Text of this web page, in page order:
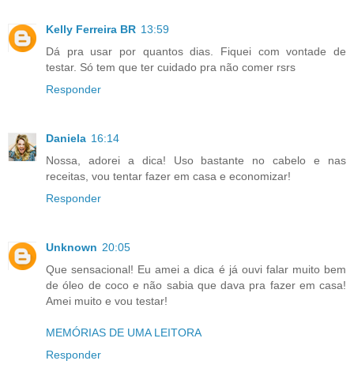
Kelly Ferreira BR 13:59
Dá pra usar por quantos dias. Fiquei com vontade de
testar. Só tem que ter cuidado pra não comer rsrs
Responder
Daniela 16:14
Nossa, adorei a dica! Uso bastante no cabelo e nas
receitas, vou tentar fazer em casa e economizar!
Responder
Unknown 20:05
Que sensacional! Eu amei a dica é já ouvi falar muito bem
de óleo de coco e não sabia que dava pra fazer em casa!
Amei muito e vou testar!
MEMÓRIAS DE UMA LEITORA
Responder